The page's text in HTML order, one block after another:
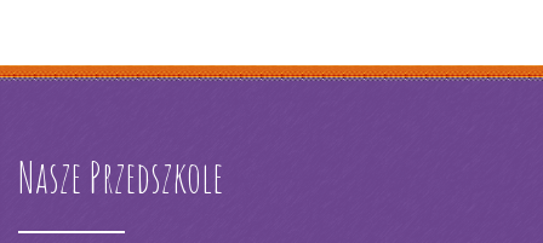
Nasze Przedszkole